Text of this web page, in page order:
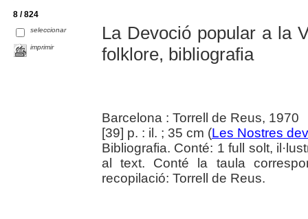
8 / 824
seleccionar
imprimir
La Devoció popular a la
folklore, bibliografia
Barcelona : Torrell de Reus, 1970
[39] p. : il. ; 35 cm (Les Nostres
Bibliografia. Conté: 1 full solt,
al text. Conté la taula
recopilació: Torrell de Reus.